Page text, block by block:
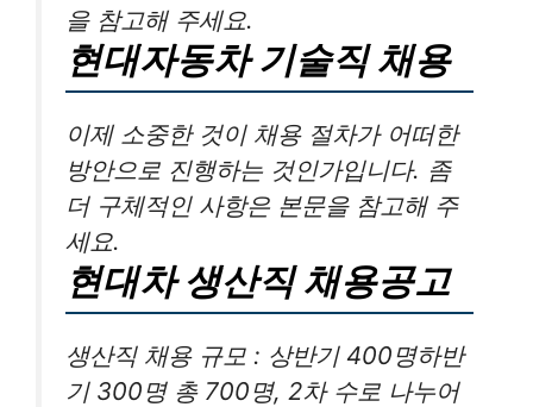
을 참고해 주세요.
현대자동차 기술직 채용
이제 소중한 것이 채용 절차가 어떠한
방안으로 진행하는 것인가입니다. 좀
더 구체적인 사항은 본문을 참고해 주
세요.
현대차 생산직 채용공고
생산직 채용 규모 : 상반기 400명하반
기 300명 총 700명, 2차 수로 나누어